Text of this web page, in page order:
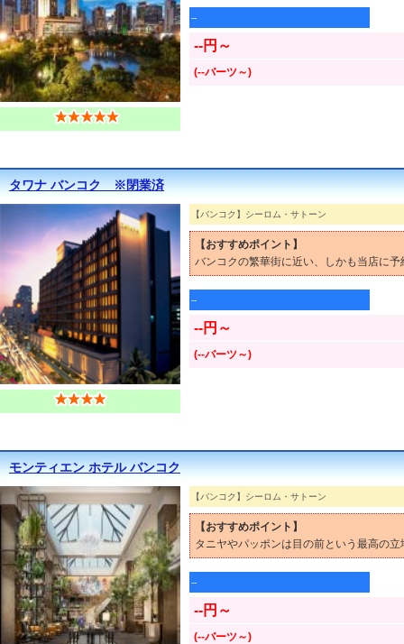
--
--円～
(--バーツ～)
タワナ バンコク ※閉業済
【バンコク】シーロム・サトーン
【おすすめポイント】
バンコクの繁華街に近い、しかも当店に
--
--円～
(--バーツ～)
モンティエン ホテル バンコク
【バンコク】シーロム・サトーン
【おすすめポイント】
タニヤやパッポンは目の前という最高の
--
--円～
(--バーツ～)